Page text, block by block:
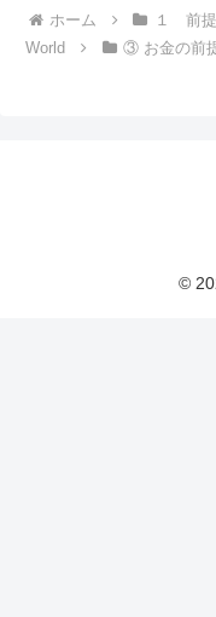
ホーム
１ 前
World
③ お金の前
©